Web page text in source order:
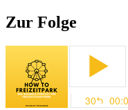
Zur Folge